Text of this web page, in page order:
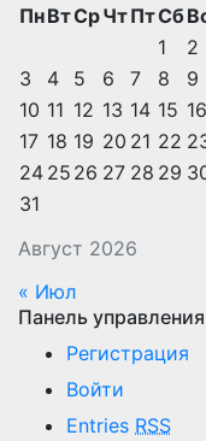
Август 2026
ПнВтСрЧтПтСб
1
2
3
4 5 6 7 8
9
10 11 12 13 14 15 16
17 18 19 20 21 22
24 25 26 27 28 29
31
« Июл
Панель управления
Регистрация
Войти
Entries RSS